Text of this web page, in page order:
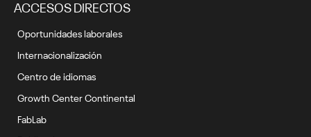
ACCESOS DIRECTOS
Oportunidades laborales
Internacionalización
Centro de idiomas
Growth Center Continental
FabLab